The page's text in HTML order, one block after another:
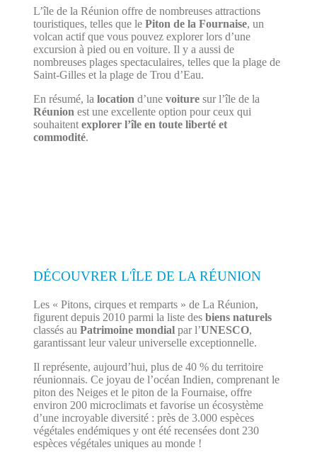
L’île de la Réunion offre de nombreuses attractions
touristiques, telles que le Piton de la Fournaise, un
volcan actif que vous pouvez explorer lors d’une
excursion à pied ou en voiture. Il y a aussi de
nombreuses plages spectaculaires, telles que la plage de
Saint-Gilles et la plage de Trou d’Eau.
En résumé, la location d’unevoituresur l’île de la
Réunion est une excellente option pour ceux qui
souhaitent explorer l’île en toute liberté et
commodité.
DÉCOUVRER L'ÎLE DE LA RÉUNION
Les « Pitons, cirques et remparts » de La Réunion,
figurent depuis 2010 parmi la liste des biens naturels
classés au Patrimoine mondialpar l’UNESCO,
garantissant leur valeur universelle exceptionnelle.
Il représente, aujourd’hui, plus de 40 % du territoire
réunionnais. Ce joyau de l’océan Indien, comprenant le
piton des Neiges et le piton de la Fournaise, offre
environ 200 microclimats et favorise un écosystème
d’une incroyable diversité : près de 3.000 espèces
végétales endémiques y ont été recensées dont 230
espèces végétales uniques au monde !